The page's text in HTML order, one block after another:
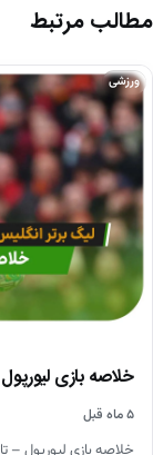
مطالب مرتبط
ورزشی
خلاصه بازی لیورپول 1 – تاتنهام 1 (لیگ برتر انگلیس)
۵ ماه قبل